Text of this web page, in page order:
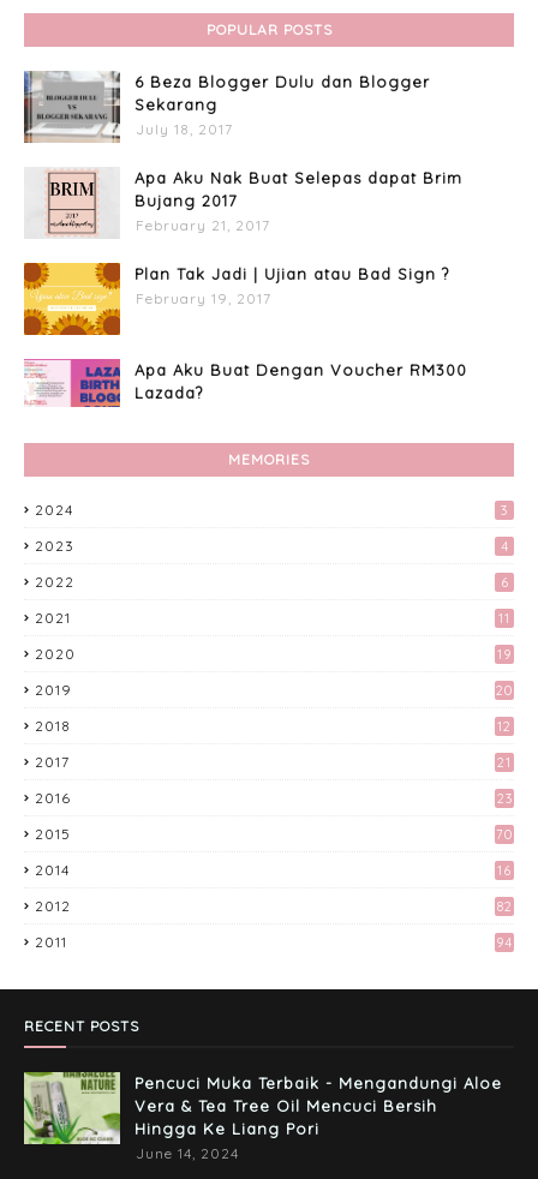
POPULAR POSTS
6 Beza Blogger Dulu dan Blogger
Sekarang
July 18, 2017
Apa Aku Nak Buat Selepas dapat Brim
Bujang 2017
February 21, 2017
Plan Tak Jadi | Ujian atau Bad Sign ?
February 19, 2017
Apa Aku Buat Dengan Voucher RM300
Lazada?
Custome Organizer Wallpaper
March 24, 2017
MEMORIES
2024 3
2023 4
2022 6
2021 11
2020 19
2019 20
2018
12
2017
21
2016
23
2015 70
2014 16
2012 82
2011 94
RECENT POSTS
Pencuci Muka Terbaik - Mengandungi Aloe
Vera & Tea Tree Oil Mencuci Bersih
Hingga Ke Liang Pori
June 14, 2024